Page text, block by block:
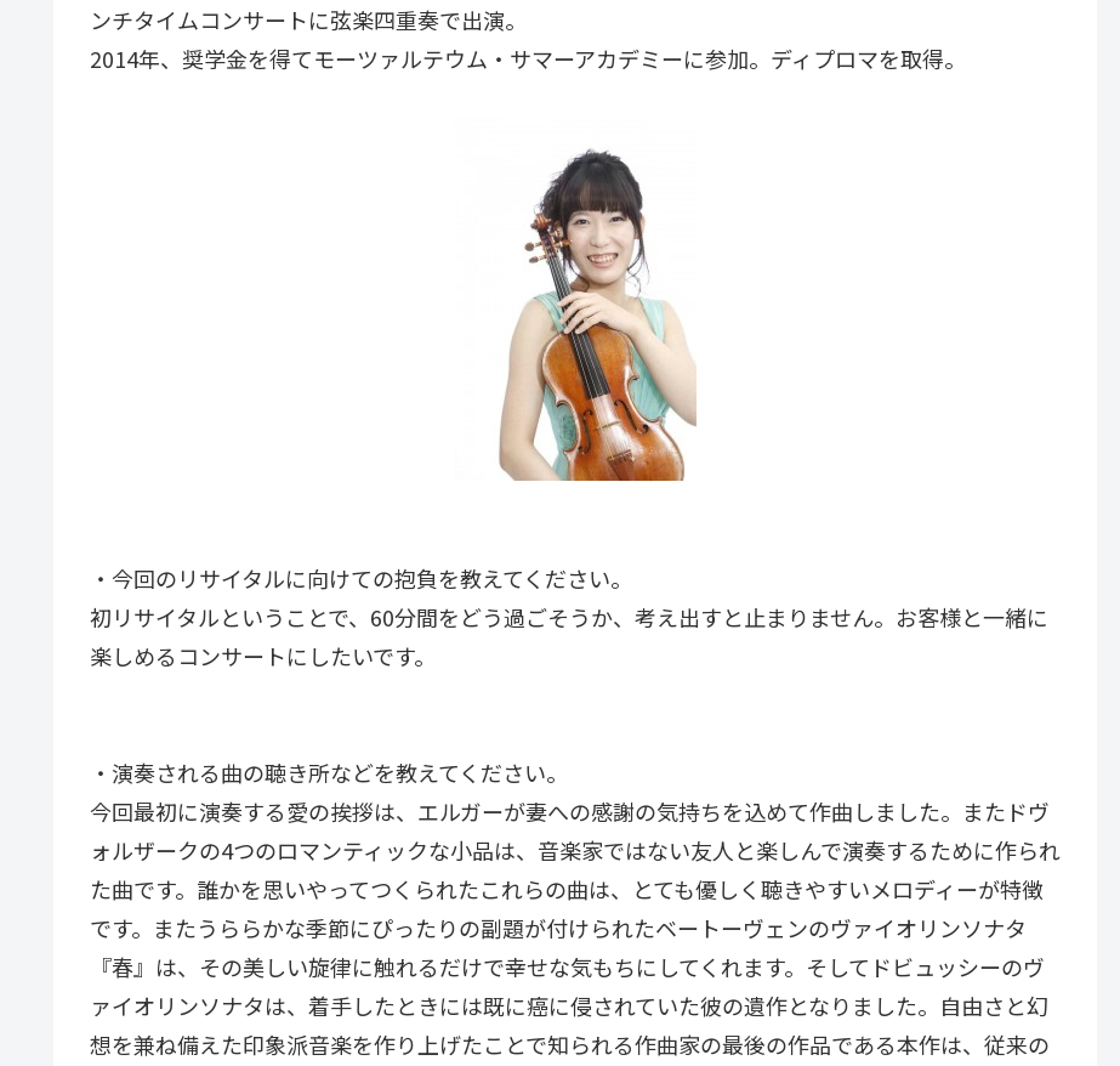
ンチタイムコンサートに弦楽四重奏で出演。
2014年、奨学金を得てモーツァルテウム・サマーアカデミーに参加。ディプロマを取得。
・今回のリサイタルに向けての抱負を教えてください。
初リサイタルということで、60分間をどう過ごそうか、考え出すと止まりません。お客様と一緒に
楽しめるコンサートにしたいです。
・演奏される曲の聴き所などを教えてください。
今回最初に演奏する愛の挨拶は、エルガーが妻への感謝の気持ちを込めて作曲しました。またドヴ
ォルザークの4つのロマンティックな小品は、音楽家ではない友人と楽しんで演奏するために作られ
た曲です。誰かを思いやってつくられたこれらの曲は、とても優しく聴きやすいメロディーが特徴
です。またうららかな季節にぴったりの副題が付けられたベートーヴェンのヴァイオリンソナタ
『春』は、その美しい旋律に触れるだけで幸せな気もちにしてくれます。そしてドビュッシーのヴ
ァイオリンソナタは、着手したときには既に癌に侵されていた彼の遺作となりました。自由さと幻
想を兼ね備えた印象派音楽を作り上げたことで知られる作曲家の最後の作品である本作は、従来の